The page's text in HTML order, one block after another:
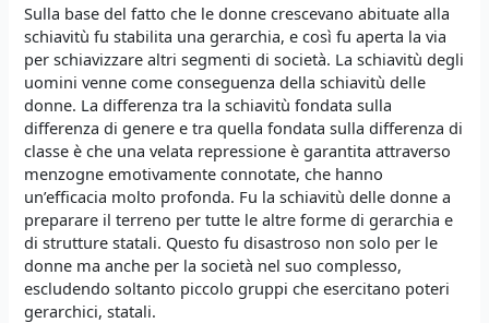
Sulla base del fatto che le donne crescevano abituate alla
schiavitù fu stabilita una gerarchia, e così fu aperta la via
per schiavizzare altri segmenti di società. La schiavitù degli
uomini venne come conseguenza della schiavitù delle
donne. La differenza tra la schiavitù fondata sulla
differenza di genere e tra quella fondata sulla differenza di
classe è che una velata repressione è garantita attraverso
menzogne emotivamente connotate, che hanno
un’efficacia molto profonda. Fu la schiavitù delle donne a
preparare il terreno per tutte le altre forme di gerarchia e
di strutture statali. Questo fu disastroso non solo per le
donne ma anche per la società nel suo complesso,
escludendo soltanto piccolo gruppi che esercitano poteri
gerarchici, statali.